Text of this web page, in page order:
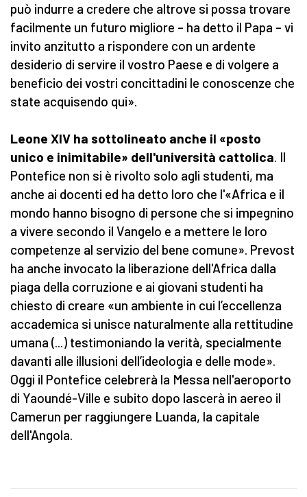
può indurre a credere che altrove si possa trovare
facilmente un futuro migliore – ha detto il Papa – vi
invito anzitutto a rispondere con un ardente
desiderio di servire il vostro Paese e di volgere a
beneficio dei vostri concittadini le conoscenze che
state acquisendo qui».
Leone XIV ha sottolineato anche il «posto
unico e inimitabile» dell'università cattolica. Il
Pontefice non si è rivolto solo agli studenti, ma
anche ai docenti ed ha detto loro che l'«Africa e il
mondo hanno bisogno di persone che si impegnino
a vivere secondo il Vangelo e a mettere le loro
competenze al servizio del bene comune». Prevost
ha anche invocato la liberazione dell'Africa dalla
piaga della corruzione e ai giovani studenti ha
chiesto di creare «un ambiente in cui l’eccellenza
accademica si unisce naturalmente alla rettitudine
umana (...) testimoniando la verità, specialmente
davanti alle illusioni dell’ideologia e delle mode».
Oggi il Pontefice celebrerà la Messa nell'aeroporto
di Yaoundé-Ville e subito dopo lascerà in aereo il
Camerun per raggiungere Luanda, la capitale
dell'Angola.